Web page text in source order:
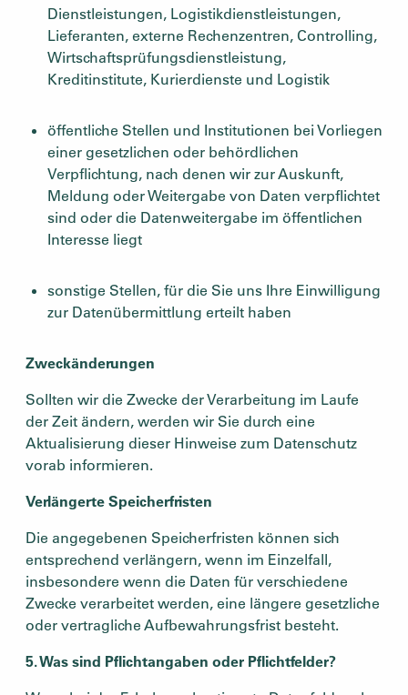
Dienstleistungen, Logistikdienstleistungen,
Lieferanten, externe Rechenzentren, Controlling,
Wirtschaftsprüfungsdienstleistung,
Kreditinstitute, Kurierdienste und Logistik
öffentliche Stellen und Institutionen bei Vorliegen
einer gesetzlichen oder behördlichen
Verpflichtung, nach denen wir zur Auskunft,
Meldung oder Weitergabe von Daten verpflichtet
sind oder die Datenweitergabe im öffentlichen
Interesse liegt
sonstige Stellen, für die Sie uns Ihre Einwilligung
zur Datenübermittlung erteilt haben
Zweckänderungen
Sollten wir die Zwecke der Verarbeitung im Laufe
der Zeit ändern, werden wir Sie durch eine
Aktualisierung dieser Hinweise zum Datenschutz
vorab informieren.
Verlängerte Speicherfristen
Die angegebenen Speicherfristen können sich
entsprechend verlängern, wenn im Einzelfall,
insbesondere wenn die Daten für verschiedene
Zwecke verarbeitet werden, eine längere gesetzliche
oder vertragliche Aufbewahrungsfrist besteht.
5. Was sind Pflichtangaben oder Pflichtfelder?